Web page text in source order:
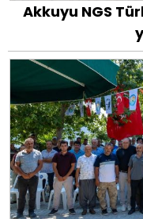
Akkuyu NGS